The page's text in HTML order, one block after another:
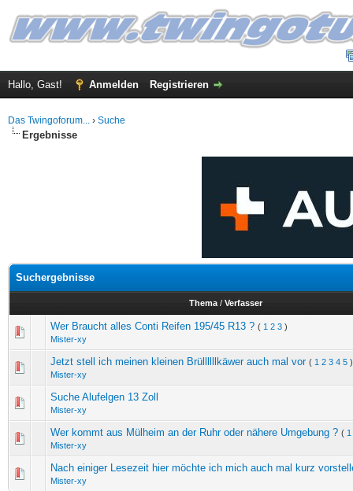
Hallo, Gast! Anmelden Registrieren
Das Twingoforum... › Suche
Ergebnisse
Suchergebnisse
Thema / Verfasser
Wer Braucht alles Conti Reifen 195/45 R13 ? ( 1 2 3 )
Mister-xy
Jetzt stell ich meinen kleinen Brüllllllkäwer auch mal vor ( 1 2 3 4 5 )
Mister-xy
Suche Alufelgen 13 Zoll
Mister-xy
Wer kommt aus Mülheim an der Ruhr oder nähere Umgebung ? ( 1
Mister-xy
Nach einiger Lesezeit hier möchte ich mich auch mal kurz
Mister-xy